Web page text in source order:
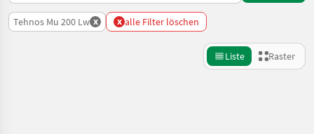
Tehnos Mu 200 Lw x x alle Filter löschen
Liste Raster